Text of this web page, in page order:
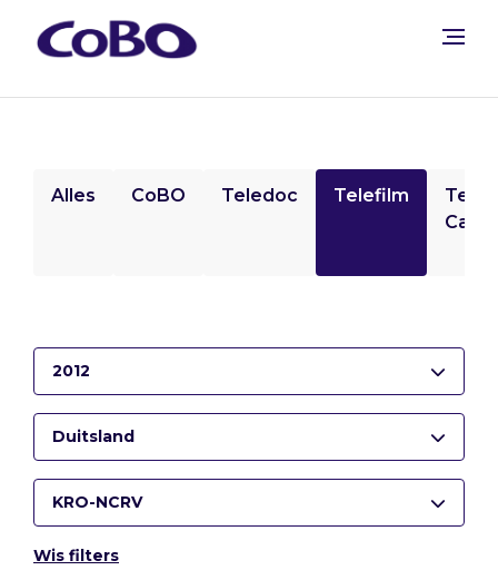
Alles CoBO Teledoc Telefilm
2012
Duitsland
KRO-NCRV
Wis filters